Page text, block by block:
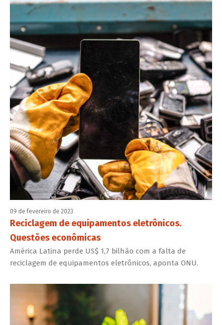
09 de fevereiro de 2023
Reciclagem de equipamentos eletrônicos.
Questões econômicas
América Latina perde US$ 1,7 bilhão com a falta de
reciclagem de equipamentos eletrônicos, aponta ONU.